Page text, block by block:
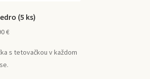
(5 ks)
€
s tetovačkou v každom